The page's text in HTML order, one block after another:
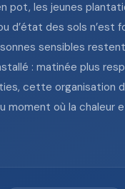
pot, les jeunes
d’état des sols n’est
sensibles
: matinée plus
cette organisation
moment où la chaleur